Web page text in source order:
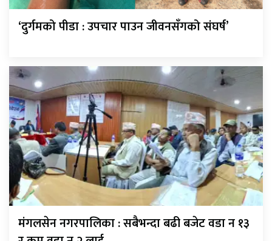
‘दुर्गमको पीडा : उपचार पाउन जीवनसँगको संघर्ष’
मंगलसेन नगरपालिका : सबैभन्दा बढी बजेट वडा न १३